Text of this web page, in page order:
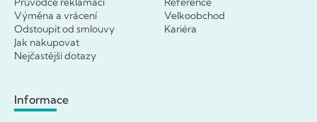
Výměna a vrácení
Odstoupit od smlouvy
Jak nakupovat
Nejčastější dotazy
Velkoobchod
Kariéra
Informace